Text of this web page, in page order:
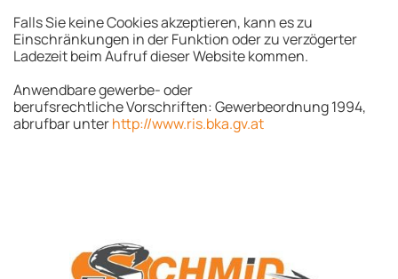
Falls Sie keine Cookies akzeptieren, kann es zu
Einschränkungen in der Funktion oder zu verzögerter
Ladezeit beim Aufruf dieser Website kommen.
Anwendbare gewerbe- oder
berufsrechtliche Vorschriften: Gewerbeordnung 1994,
abrufbar unterhttp://www.ris.bka.gv.at